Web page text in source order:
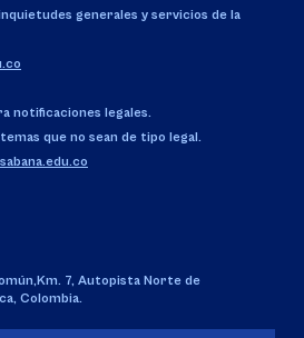
generales y servicios de la
notificaciones legales.
que no sean de tipo legal.
Km. 7, Autopista Norte de
Colombia.